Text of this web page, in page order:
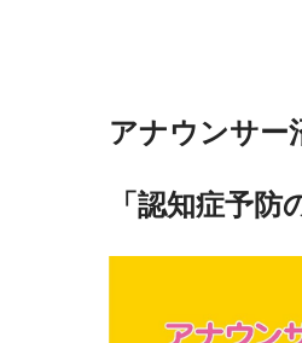
アナウンサー
「認知症予